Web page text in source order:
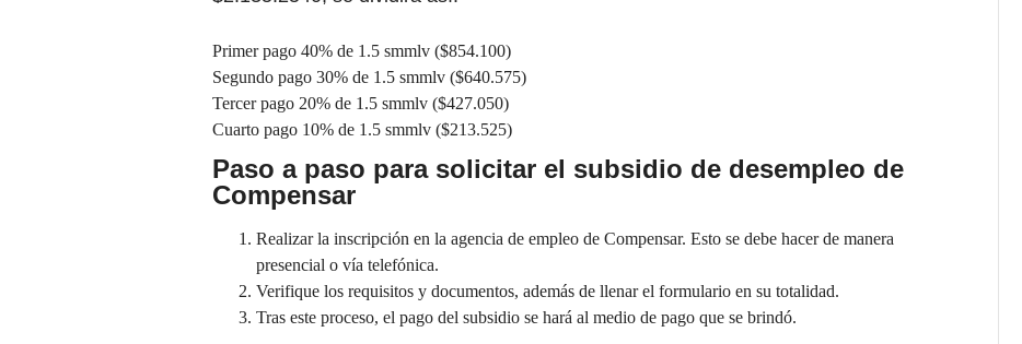
Primer pago 40% de 1.5 smmlv ($854.100)
Segundo pago 30% de 1.5 smmlv ($640.575)
Tercer pago 20% de 1.5 smmlv ($427.050)
Cuarto pago 10% de 1.5 smmlv ($213.525)
Paso a paso para solicitar el subsidio de desempleo de
Compensar
Realizar la inscripción en la agencia de empleo de Compensar. Esto se debe hacer de manera
presencial o vía telefónica.
Verifique los requisitos y documentos, además de llenar el formulario en su totalidad.
Tras este proceso, el pago del subsidio se hará al medio de pago que se brindó.